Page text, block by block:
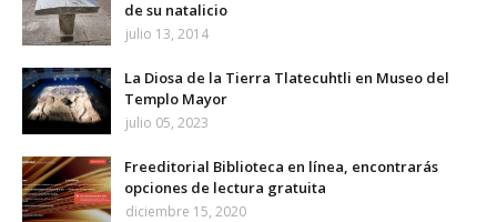
de su natalicio
julio 13, 2014
La Diosa de la Tierra Tlatecuhtli en Museo del
Templo Mayor
julio 05, 2023
Freeditorial Biblioteca en línea, encontrarás
opciones de lectura gratuita
diciembre 15, 2020